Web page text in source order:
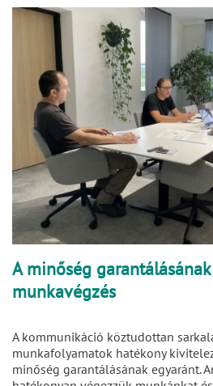
A minőség
munkavégzés
A kommunikáció köztudottan
munkafolyamatok hatékony
minőség garantálásának egyaránt.